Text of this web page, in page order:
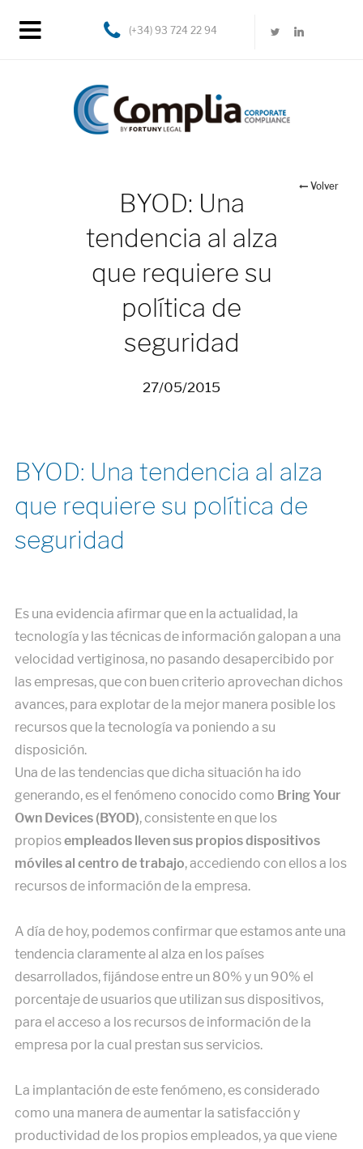
(+34) 93 724 22 94
Volver
BYOD: Una
tendencia al alza
que requiere su
política de
seguridad
27/05/2015
BYOD: Una tendencia al alza
que requiere su política de
seguridad
Es una evidencia afirmar que en la actualidad, la
tecnología y las técnicas de información galopan a una
velocidad vertiginosa, no pasando desapercibido por
las empresas, que con buen criterio aprovechan dichos
avances, para explotar de la mejor manera posible los
recursos que la tecnología va poniendo a su
disposición.
Una de las tendencias que dicha situación ha ido
generando, es el fenómeno conocido como Bring Your
Own Devices (BYOD), consistente en que los
propiosempleados lleven sus propios dispositivos
móviles al centro de trabajo, accediendo con ellos a los
recursos de información de la empresa.
A día de hoy, podemos confirmar que estamos ante una
tendencia claramente al alza en los países
desarrollados, fijándose entre un 80% y un 90% el
porcentaje de usuarios que utilizan sus dispositivos,
para el acceso a los recursos de información de la
empresa por la cual prestan sus servicios.
La implantación de este fenómeno, es considerado
como una manera de aumentar la satisfacción y
productividad de los propios empleados, ya que viene